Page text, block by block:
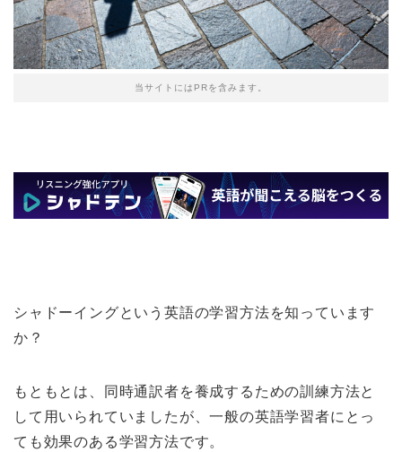
当サイトにはPRを含みます。
シャドーイングという英語の学習方法を知っています
か？
もともとは、同時通訳者を養成するための訓練方法と
して用いられていましたが、一般の英語学習者にとっ
ても効果のある学習方法です。